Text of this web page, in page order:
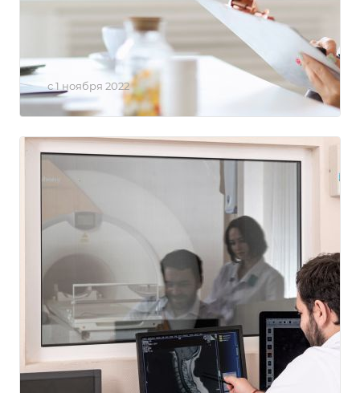
с 1 ноября 2022
Комплекс "Женское здоровье" с
1 ноября дешевле на 35%
По пятницам и воскресеньям